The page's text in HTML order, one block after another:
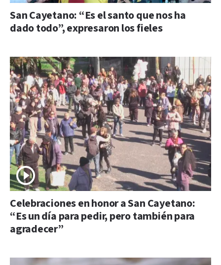
San Cayetano: “Es el santo que nos ha
dado todo”, expresaron los fieles
Celebraciones en honor a San Cayetano:
“Es un día para pedir, pero también para
agradecer”